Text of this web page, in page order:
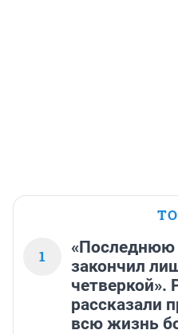
1
«Последнюю
закончил
четверкой».
рассказали
всю жизнь